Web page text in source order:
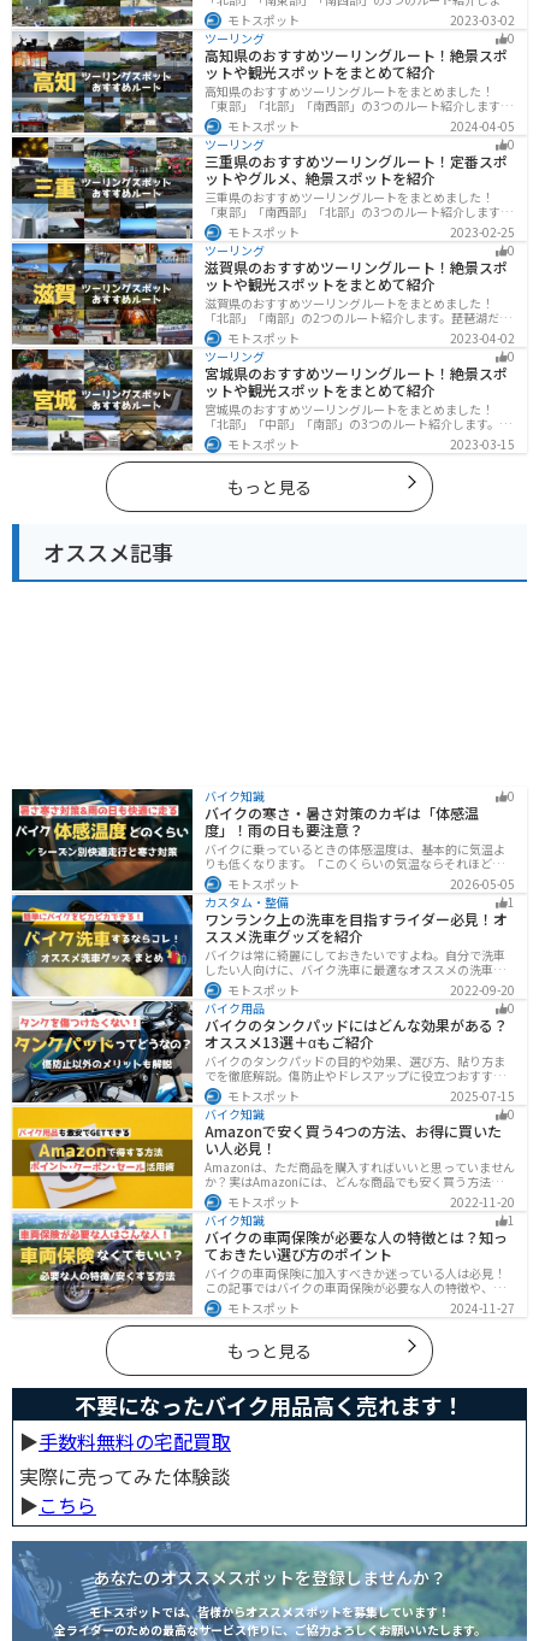
す。自然豊かな山が充実しており、山を生かした施設や
グルメ、絶景スポットなど、自然を満喫するツーリング
ができます。バイクで岐阜県にツーリングに行く際は参
考にしてください。
モトスポット
2023-03-02
ツーリング
0
高知県のおすすめツーリングルート！絶景スポ
ットや観光スポットをまとめて紹介
高知県のおすすめツーリングルートをまとめました！
「東部」「北部」「南西部」の3つのルート紹介します。
山と海どちらも楽しめるスポットが多数あり、様々な楽
しみ方ができます。バイクで高知県にツーリングに行く
際は参考にしてください。
モトスポット
2024-04-05
ツーリング
0
三重県のおすすめツーリングルート！定番スポ
ットやグルメ、絶景スポットを紹介
三重県のおすすめツーリングルートをまとめました！
「東部」「南西部」「北部」の3つのルート紹介します。
標高の高いスカイラインからリアス式海岸まであるの
で、飽きることなくツーリングを堪能できます。バイク
で三重県にツーリングに行く際は参考にしてください。
モトスポット
2023-02-25
ツーリング
0
滋賀県のおすすめツーリングルート！絶景スポ
ットや観光スポットをまとめて紹介
滋賀県のおすすめツーリングルートをまとめました！
「北部」「南部」の2つのルート紹介します。琵琶湖だけ
でなく、比叡山ドライブウェイなどの山を楽しめるスポ
ットも多数あります。バイクで滋賀県にツーリングに行
く際は参考にしてください。
モトスポット
2023-04-02
ツーリング
0
宮城県のおすすめツーリングルート！絶景スポ
ットや観光スポットをまとめて紹介
宮城県のおすすめツーリングルートをまとめました！
「北部」「中部」「南部」の3つのルート紹介します。キ
ツネ村や広大な山や滝、湖などを歴史や自然を満喫する
ツーリングができます。バイクで宮城県にツーリングに
行く際は参考にしてください。
モトスポット 2023-03-15
もっと見る
オススメ記事
バイク知識 0
バイクの寒さ・暑さ対策のカギは「体感温
度」！雨の日も要注意？
バイクに乗っているときの体感温度は、基本的に気温よ
りも低くなります。「このくらいの気温ならそれほど寒
くないだろう」そう考えて通常の装備でバイクに乗った
ら大変な目に遭った・・・そんな経験のあるライダーも
多いのではないでしょうか。今回はバイク走行中の体感
温度についてご紹介します。体感温度を考慮した快適走
行のポイントもまとめました。季節や天候を問わずバイ
クに乗る！そんなライダーの方はぜひ参考にしてみてく
ださい。[phtml blog-first-h2-module]バイク走行時の体
感温度は気温より低め？バイク走行時の体感温度は気温
と同じではありません。なぜ
モトスポット
2026-05-05
カスタム・整備
1
ワンランク上の洗車を目指すライダー必見！オ
ススメ洗車グッズを紹介
バイクは常に綺麗にしておきたいですよね。自分で洗車
したい人向けに、バイク洗車に最適なオススメの洗車グ
ッズを紹介します。汚れを落とすシャンプーからツヤを
出すワックスまで全て紹介します。自分でバイク洗車を
しようと思っている方は参考にしてください。
モトスポット
2022-09-20
バイク用品
0
バイクのタンクパッドにはどんな効果がある？
オススメ13選＋αもご紹介
バイクのタンクパッドの目的や効果、選び方、貼り方ま
でを徹底解説。傷防止やドレスアップに役立つおすすめ
アイテムも紹介。初心者にも分かりやすい内容で、タン
クパッド選びに迷っている方に最適な情報をお届けしま
す。
モトスポット
2025-07-15
バイク知識
0
Amazonで安く買う4つの方法、お得に買いた
い人必見！
Amazonは、ただ商品を購入すればいいと思っていません
か？実はAmazonには、どんな商品でも安く買う方法が存
在します。この記事では、Amazonでお得に買う方法を4
つ紹介します！Amazonギフト券をやAmazonポイント、
Amazonプライム、タイムセールを活用して安くお得に買
いましょう。
モトスポット
2022-11-20
バイク知識
1
バイクの車両保険が必要な人の特徴とは？知っ
ておきたい選び方のポイント
バイクの車両保険に加入すべきか迷っている人は必見！
この記事ではバイクの車両保険が必要な人の特徴や、車
両保険の選び方を解説します。実は、価値の高いバイク
は修理費用が高額になる場合が多いです。この記事を読
めば車両保険の正しい選び方がわかります。
モトスポット 2024-11-27
もっと見る
不要になったバイク用品高く売れます！
▶︎手数料無料の宅配買取
実際に売ってみた体験談
▶︎こちら
あなたのオススメスポットを登録しませんか？
モトスポットでは、皆様からオススメスポットを募集しています！
全ライダーのための最高なサービス作りに、ご協力よろしくお願いいたします。